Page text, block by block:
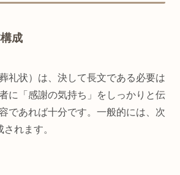
成
礼状）は、決して長文である必要は
に「感謝の気持ち」をしっかりと伝
であれば十分です。一般的には、次
れます。